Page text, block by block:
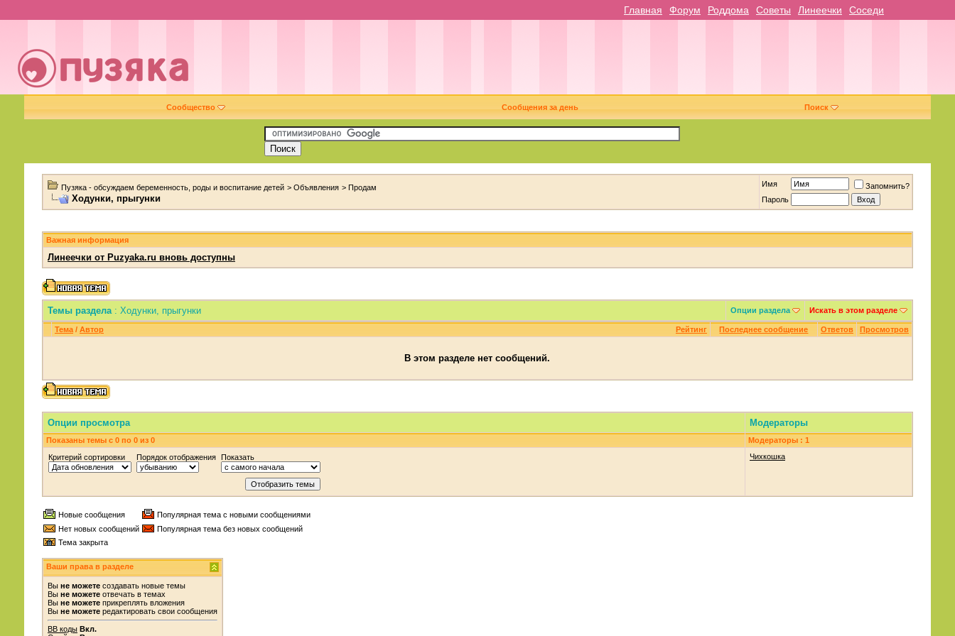
Главная Форум Роддома Советы Линеечки Соседи
Сообщество Сообщения за день Поиск
Пузяка - обсуждаем беременность, роды и воспитание детей > Объявления > Продам
Ходунки, прыгунки
Имя
Запомнить?
Пароль
Важная информация
Линеечки от Puzyaka.ru вновь доступны
Темы раздела: Ходунки, прыгунки Опции раздела Искать в этом разделе
Рейтинг
Тема/ Автор Последнее сообщение Ответов Просмотров
В этом разделе нет сообщений.
Опции просмотра Модераторы
Показаны темы с 0 по 0 из 0
Модераторы : 1
Критерий сортировки
Порядок отображения Показать Чихкошка
Новые сообщения
Популярная тема с новыми сообщениями
Нет новых сообщений
Популярная тема без новых сообщений
Тема закрыта
Ваши права в разделе
Вы не можетесоздавать новые темы
Вы не можетеотвечать в темах
Вы не можетеприкреплять вложения
Вы не можетередактировать свои сообщения
BB коды Вкл.